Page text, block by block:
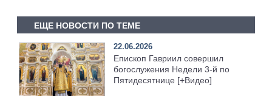
ЕЩЕ НОВОСТИ ПО ТЕМЕ
22.06.2026
Епископ Гавриил совершил
богослужения Недели 3-й по
Пятидесятнице [+Видео]